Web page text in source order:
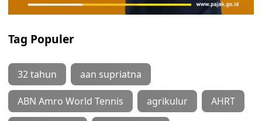
Tag Populer
32 tahun aan supriatna
ABN Amro World Tennis agrikulur AHRT